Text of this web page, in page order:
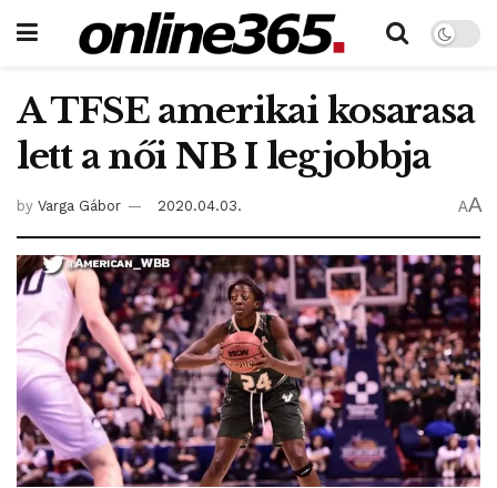
A TFSE amerikai kosarasa
lett a női NB I legjobbja
by Varga Gábor 2020.04.03. AA